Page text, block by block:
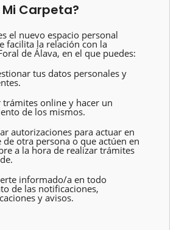
Mi Carpeta?
el nuevo espacio personal
facilita la relación con la
de Álava, en el que puedes:
tus datos personales y
trámites online y hacer un
de los mismos.
autorizaciones para actuar en
de otra persona o que actúen en
a la hora de realizar trámites
informado/a en todo
de las notificaciones,
y avisos.